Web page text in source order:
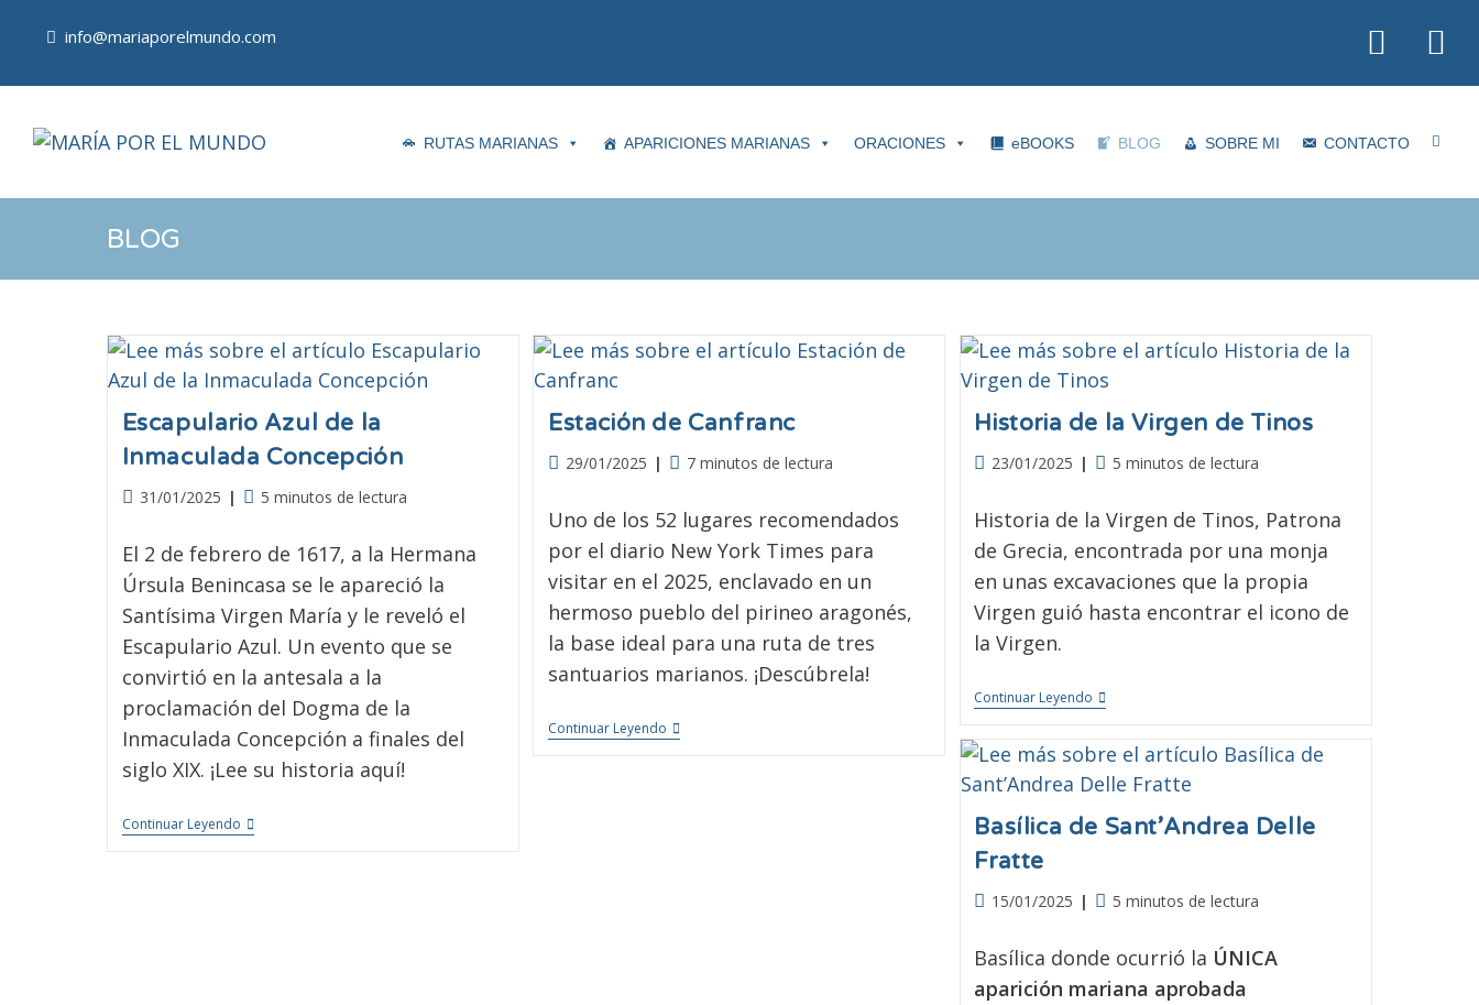
info@mariaporelmundo.com
RUTAS MARIANAS APARICIONES MARIANAS ORACIONES eBOOKS BLOG SOBRE MI CONTACTO
BLOG
Escapulario Azul de la
Inmaculada Concepción
31/01/2025 5 minutos de lectura
El 2 de febrero de 1617, a la Hermana
Úrsula Benincasa se le apareció la
Santísima Virgen María y le reveló el
Escapulario Azul. Un evento que se
convirtió en la antesala a la
proclamación del Dogma de la
Inmaculada Concepción a finales del
siglo XIX. ¡Lee su historia aquí!
Continuar Leyendo
Estación de Canfranc
29/01/2025 7 minutos de lectura
Uno de los 52 lugares recomendados
por el diario New York Times para
visitar en el 2025, enclavado en un
hermoso pueblo del pirineo aragonés,
la base ideal para una ruta de tres
santuarios marianos. ¡Descúbrela!
Continuar Leyendo
Historia de la Virgen de Tinos
23/01/2025 5 minutos de lectura
Historia de la Virgen de Tinos, Patrona
de Grecia, encontrada por una monja
en unas excavaciones que la propia
Virgen guió hasta encontrar el icono de
la Virgen.
Continuar Leyendo
Basílica de Sant’Andrea Delle
Fratte
15/01/2025 5 minutos de lectura
Basílica donde ocurrió la ÚNICA
aparición mariana aprobada